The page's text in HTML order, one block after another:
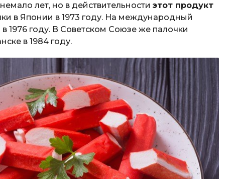
лет, но в действительности этот продукт
в Японии в 1973 году. На международный
1976 году. В Советском Союзе же палочки
в 1984 году.